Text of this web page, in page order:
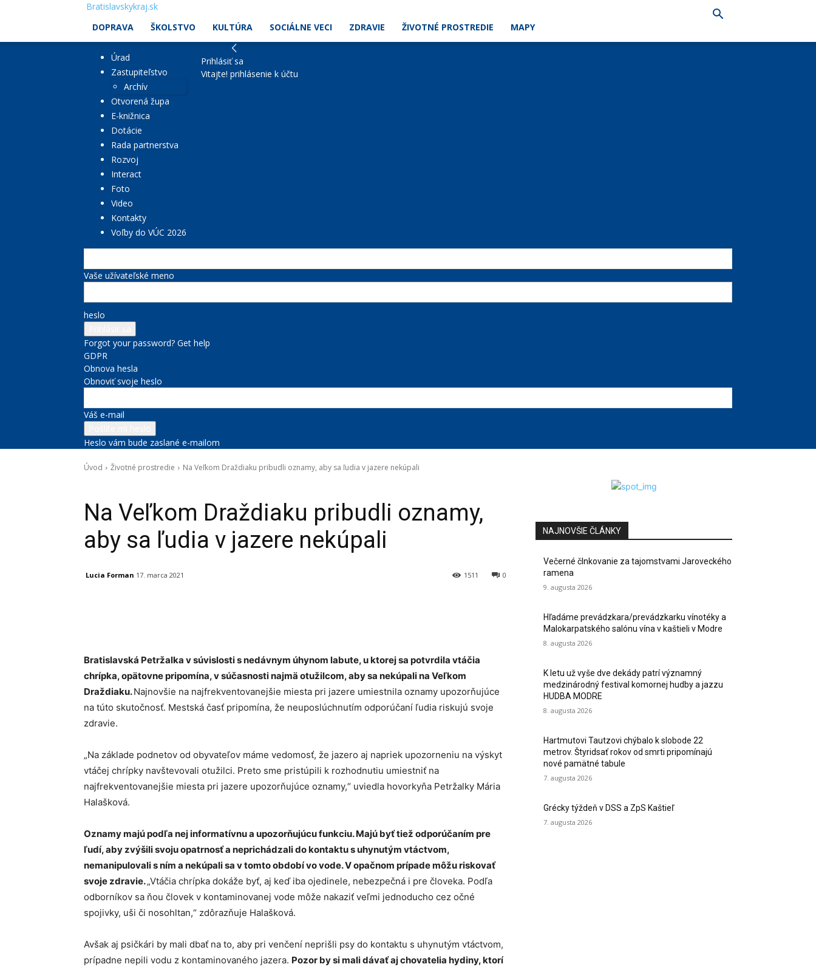
Bratislavskykraj.sk
DOPRAVA
ŠKOLSTVO KULTÚRA SOCIÁLNE VECI ZDRAVIE ŽIVOTNÉ PROSTREDIE MAPY
Úrad
Zastupiteľstvo
Archív
Otvorená župa
E-knižnica
Dotácie
Rada partnerstva
Rozvoj
Interact
Foto
Video
Kontakty
Voľby do VÚC 2026
Prihlásiť sa
Vitajte! prihlásenie k účtu
Vaše užívateľské meno
heslo
Forgot your password? Get help
GDPR
Obnova hesla
Obnoviť svoje heslo
Váš e-mail
Heslo vám bude zaslané e-mailom
Úvod Životné prostredie Na Veľkom Draždiaku pribudli oznamy, aby sa ľudia v jazere nekúpali
Na Veľkom Draždiaku pribudli oznamy,
aby sa ľudia v jazere nekúpali
Lucia Forman 17. marca 2021 0
1511
Bratislavská Petržalka v súvislosti s nedávnym úhynom labute, u ktorej sa potvrdila vtáčia
chrípka, opätovne pripomína, v súčasnosti najmä otužilcom, aby sa nekúpali na Veľkom
Draždiaku.Najnovšie na najfrekventovanejšie miesta pri jazere umiestnila oznamy upozorňujúce
na túto skutočnosť. Mestská časť pripomína, že neuposlúchnutím odporúčaní ľudia riskujú svoje
zdravie.
„Na základe podnetov od obyvateľov máme vedomosť, že jazero aj napriek upozorneniu na výskyt
vtáčej chrípky navštevovali otužilci. Preto sme pristúpili k rozhodnutiu umiestniť na
najfrekventovanejšie miesta pri jazere upozorňujúce oznamy,“ uviedla hovorkyňa Petržalky Mária
Halašková.
Oznamy majú podľa nej informatívnu a upozorňujúcu funkciu. Majú byť tiež odporúčaním pre
ľudí, aby zvýšili svoju opatrnosť a neprichádzali do kontaktu s uhynutým vtáctvom,
nemanipulovali s ním a nekúpali sa v tomto období vo vode. V opačnom prípade môžu riskovať
svoje zdravie.„Vtáčia chrípka dokáže byť, aj keď iba ojedinele, nebezpečná i pre človeka. Podľa
odborníkov sa ňou človek v kontaminovanej vode môže nakaziť veľmi jednoducho cez očné
spojivky, uši či nosohltan,“ zdôrazňuje Halašková.
Avšak aj psičkári by mali dbať na to, aby pri venčení neprišli psy do kontaktu s uhynutým vtáctvom,
prípadne nepili vodu z kontaminovaného jazera. Pozor by si mali dávať aj chovatelia hydiny, ktorí
NAJNOVŠIE ČLÁNKY
Večerné člnkovanie za tajomstvami Jaroveckého
ramena
9. augusta 2026
Hľadáme prevádzkara/prevádzkarku vínotéky a
Malokarpatského salónu vína v kaštieli v Modre
8. augusta 2026
K letu už vyše dve dekády patrí významný
medzinárodný festival komornej hudby a jazzu
HUDBA MODRE
8. augusta 2026
Hartmutovi Tautzovi chýbalo k slobode 22
metrov. Štyridsať rokov od smrti pripomínajú
nové pamätné tabule
7. augusta 2026
Grécky týždeň v DSS a ZpS Kaštieľ
7. augusta 2026